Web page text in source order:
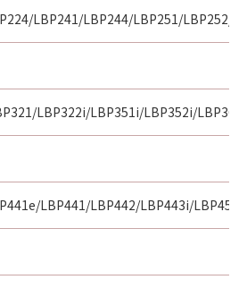
約書のいずれかの条項に違反
書は直ちに終了します。
(3)によって本契約書が終了
に、「本ソフトウェア」およ
べてを廃棄または消去するも
ず、本契約書第2条、第4条
第8条第4項および第10条の規
終了後も効力を有します。
RESTRICTED RIGHTS
LBP241/LBP244/LBP251/LBP252/
LBP322i/LBP351i/LBP352i/
LBP441/LBP442/LBP443i/